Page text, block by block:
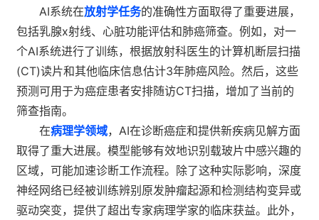
AI系统在放射学任务的准确性方面取得了重要进展，
包括乳腺x射线、心脏功能评估和肺癌筛查。例如，对一
个AI系统进行了训练，根据放射科医生的计算机断层扫描
(CT)读片和其他临床信息估计3年肺癌风险。然后，这些
预测可用于为癌症患者安排随访CT扫描，增加了当前的
筛查指南。
在病理学领域，AI在诊断癌症和提供新疾病见解方面
取得了重大进展。模型能够有效地识别载玻片中感兴趣的
区域，可能加速诊断工作流程。除了这种实际影响，深度
神经网络已经被训练辨别原发肿瘤起源和检测结构变异或
驱动突变，提供了超出专家病理学家的临床获益。此外，